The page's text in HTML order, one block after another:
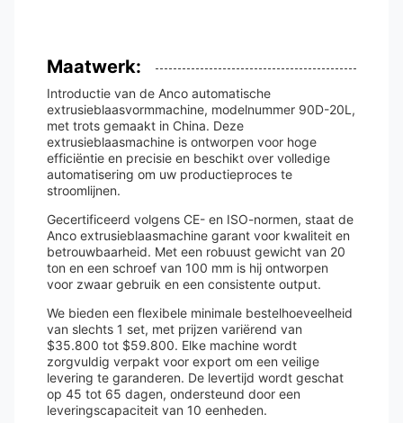
Maatwerk:
Introductie van de Anco automatische
extrusieblaasvormmachine, modelnummer 90D-20L,
met trots gemaakt in China. Deze
extrusieblaasmachine is ontworpen voor hoge
efficiëntie en precisie en beschikt over volledige
automatisering om uw productieproces te
stroomlijnen.
Gecertificeerd volgens CE- en ISO-normen, staat de
Anco extrusieblaasmachine garant voor kwaliteit en
betrouwbaarheid. Met een robuust gewicht van 20
ton en een schroef van 100 mm is hij ontworpen
voor zwaar gebruik en een consistente output.
We bieden een flexibele minimale bestelhoeveelheid
van slechts 1 set, met prijzen variërend van
$35.800 tot $59.800. Elke machine wordt
zorgvuldig verpakt voor export om een ​​veilige
levering te garanderen. De levertijd wordt geschat
op 45 tot 65 dagen, ondersteund door een
leveringscapaciteit van 10 eenheden.